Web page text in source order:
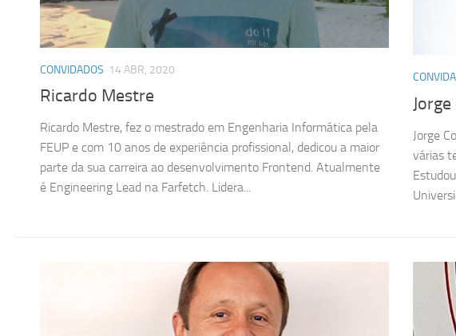
CONVIDADOS 14 ABR, 2020
Ricardo Mestre
Ricardo Mestre, fez o mestrado em Engenharia Informática pela
FEUP e com 10 anos de experiência profissional, dedicou a maior
parte da sua carreira ao desenvolvimento Frontend. Atualmente
é Engineering Lead na Farfetch. Lidera...
Jorge
várias